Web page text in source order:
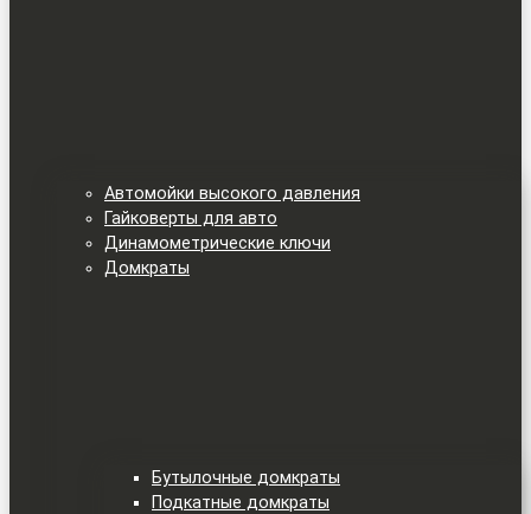
Автомойки высокого давления
Гайковерты для авто
Динамометрические ключи
Домкраты
Бутылочные домкраты
Подкатные домкраты